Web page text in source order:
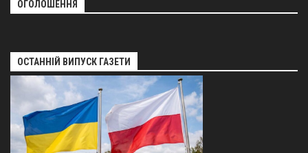
ОГОЛОШЕННЯ
ОСТАННІЙ ВИПУСК ГАЗЕТИ